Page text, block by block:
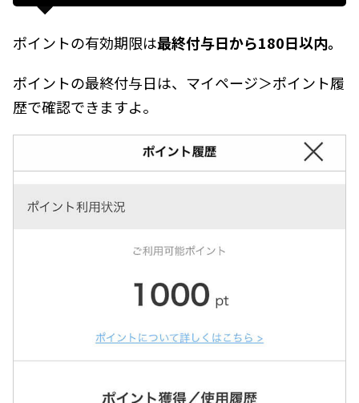
ポイントの有効期限は最終付与日から180日以内。
ポイントの最終付与日は、マイページ＞ポイント履
歴で確認できますよ。